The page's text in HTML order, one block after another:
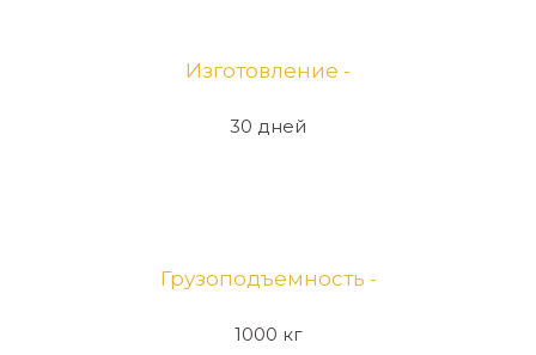
Изготовление -
30 дней
Грузоподъемность -
1000 кг